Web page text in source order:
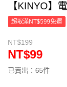
【KINYO】
超取滿NT$599免運
NT$199
NT$99
已賣出：65件